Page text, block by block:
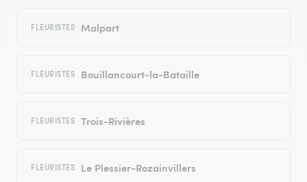
FLEURISTES Malpart
FLEURISTES Bouillancourt-la-Bataille
FLEURISTES Trois-Rivières
FLEURISTES Le Plessier-Rozainvillers